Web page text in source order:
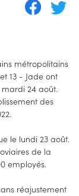
métropolitains
13 - Jade ont
24 août.
des
le lundi 23 août.
de la
employés.
réajustement